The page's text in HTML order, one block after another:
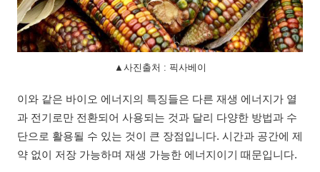
▲사진출처 : 픽사베이
이와 같은 바이오 에너지의 특징들은 다른 재생 에너지가 열
과 전기로만 전환되어 사용되는 것과 달리 다양한 방법과 수
단으로 활용될 수 있는 것이 큰 장점입니다. 시간과 공간에 제
약 없이 저장 가능하며 재생 가능한 에너지이기 때문입니다.